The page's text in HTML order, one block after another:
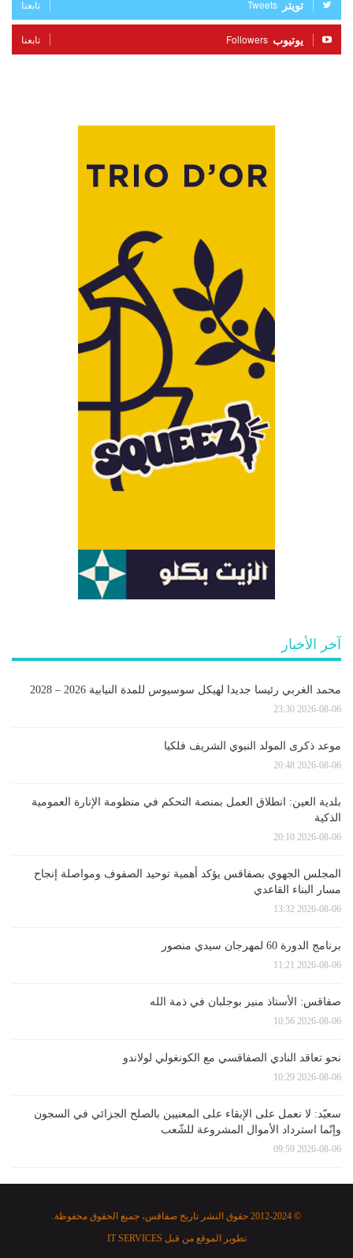
تويتر Tweets تابعنا
يوتيوب Followers تابعنا
آخر الأخبار
محمد الغربي رئيسا جديدا لهيكل سوسيوس للمدة النيابية 2026 – 2028
2026-08-06 23:30
موعد ذكرى المولد النبوي الشريف فلكيا
2026-08-06 20:48
بلدية العين: انطلاق العمل بمنصة التحكم في منظومة الإنارة العمومية
الذكية
2026-08-06 20:10
المجلس الجهوي بصفاقس يؤكد أهمية توحيد الصفوف ومواصلة إنجاح
مسار البناء القاعدي
2026-08-06 13:32
برنامج الدورة 60 لمهرجان سيدي منصور
2026-08-06 11:21
صفاقس: الأستاذ منير بوجلبان في ذمة الله
2026-08-06 10:56
نحو تعاقد النادي الصفاقسي مع الكونغولي لولاندو
2026-08-06 10:29
سعيّد: لا نعمل على الإبقاء على المعنيين بالصلح الجزائي في السجون
وإنّما استرداد الأموال المشروعة للشّعب
2026-08-06 09:59
© 2012-2024 حقوق النشر تاريخ صفاقس، جميع الحقوق محفوظة.
تطوير الموقع من قبل IT SERVICES